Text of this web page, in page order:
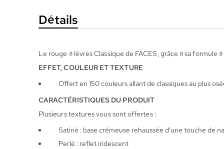
d’imagesDétails
Le rouge à lèvres Classique de FACES, grâce à sa
EFFET, COULEUR ET TEXTURE
Offert en 150 couleurs allant de classiques au plus
CARACTÉRISTIQUES DU PRODUIT
Plusieurs textures vous sont offertes :
Satiné : base crémeuse rehaussée d’une touche de
Perlé : reflet iridescent